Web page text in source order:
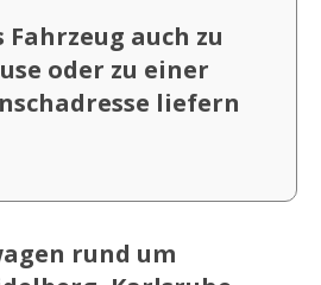
Fahrzeug auch zu
oder zu einer
liefern
rund um